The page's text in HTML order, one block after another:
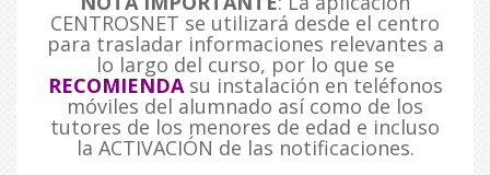
CENTROSNET se utilizará desde el centro
para trasladar informaciones relevantes a
lo largo del curso, por lo que se
RECOMIENDAsu instalación en teléfonos
móviles del alumnado así como de los
tutores de los menores de edad e incluso
la ACTIVACIÓN de las notificaciones.